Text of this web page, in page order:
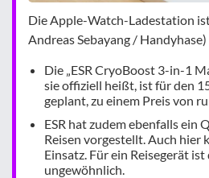
Die Apple-Watch-Ladestation
Andreas Sebayang / Handyhase)
Die „ESR CryoBoost 3-in-1
sie offiziell heißt, ist für den
geplant, zu einem Preis von
ESR hat zudem ebenfalls ein
Reisen vorgestellt. Auch hier
Einsatz. Für ein Reisegerät ist
ungewöhnlich.